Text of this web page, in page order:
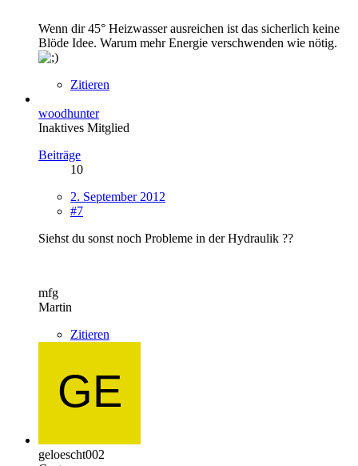
Wenn dir 45° Heizwasser ausreichen ist das sicherlich keine
Blöde Idee. Warum mehr Energie verschwenden wie nötig.
Zitieren
woodhunter
Inaktives Mitglied
Beiträge
10
2. September 2012
#7
Siehst du sonst noch Probleme in der Hydraulik ??
mfg
Martin
Zitieren
geloescht002